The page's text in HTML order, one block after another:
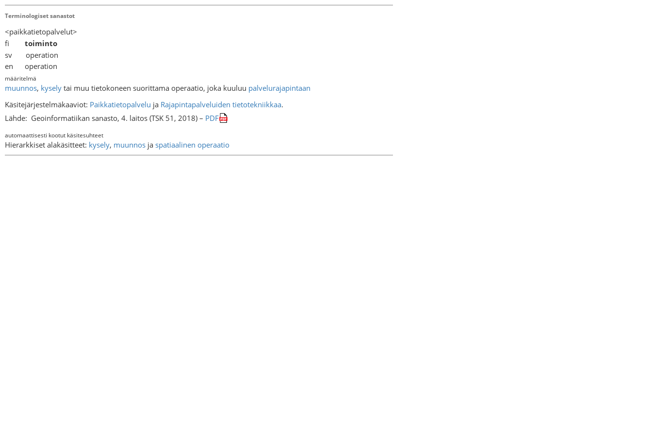
Terminologiset sanastot
<paikkatietopalvelut>
fi toiminto
sv operation
en operation
määritelmä
muunnos, kysely tai muu tietokoneen suorittama operaatio, joka kuuluu palvelurajapintaan
Käsitejärjestelmäkaaviot: Paikkatietopalvelu ja Rajapintapalveluiden tietotekniikkaa.
Lähde: Geoinformatiikan sanasto, 4. laitos (TSK 51, 2018) – PDF
automaattisesti kootut käsitesuhteet
Hierarkkiset alakäsitteet: kysely, muunnos ja spatiaalinen operaatio